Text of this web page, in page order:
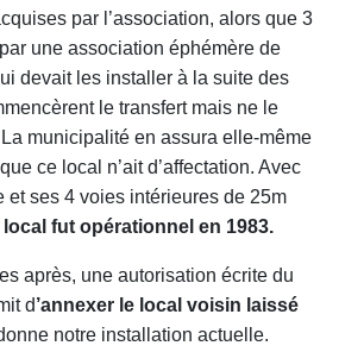
par l’association, alors que 3
une association éphémère de
devait les installer à la suite des
le transfert mais ne le
municipalité en assura elle-même
ce local n’ait d’affectation. Avec
et ses 4 voies intérieures de 25m
fut opérationnel en 1983.
après, une autorisation écrite du
d’annexer le local voisin laissé
notre installation actuelle.